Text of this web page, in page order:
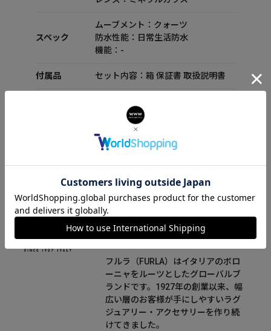
スペック
ムーブメント：クォーツ
防水性能：日常生活防水
機能：-
付属品 セット内容：箱 保証書 取扱説明書
FURLA(フルラ)について
フルラ（FURLA）はイタリアのボロ
ーニャをルーツとしたグローバルブ
ランドです。1927年の創業以来、幅
広い層のお客様が手にしやすいラグ
ジュアリー・アクセサリーを作り続
けてきました。